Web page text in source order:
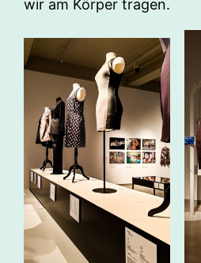
wir am Körper tragen.